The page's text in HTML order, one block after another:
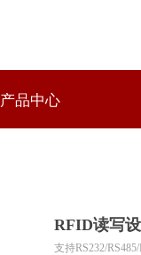
产品中心
RFID读写设
支持RS232/